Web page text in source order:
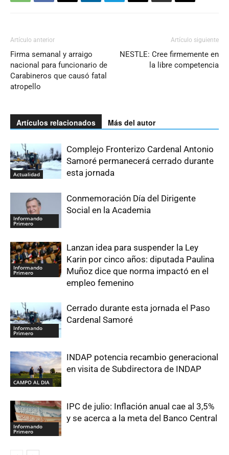
Artículo anterior
Firma semanal y arraigo
nacional para funcionario de
Carabineros que causó fatal
atropello
Artículo siguiente
NESTLE: Cree firmemente en
la libre competencia
Artículos relacionados Más del autor
Actualidad
Complejo Fronterizo Cardenal Antonio
Samoré permanecerá cerrado durante
esta jornada
Informando
Primero
Conmemoración Día del Dirigente
Social en la Academia
Informando
Primero
Lanzan idea para suspender la Ley
Karin por cinco años: diputada Paulina
Muñoz dice que norma impactó en el
empleo femenino
Informando
Primero
Cerrado durante esta jornada el Paso
Cardenal Samoré
CAMPO AL DIA
INDAP potencia recambio generacional
en visita de Subdirectora de INDAP
Informando
Primero
IPC de julio: Inflación anual cae al 3,5%
y se acerca a la meta del Banco Central